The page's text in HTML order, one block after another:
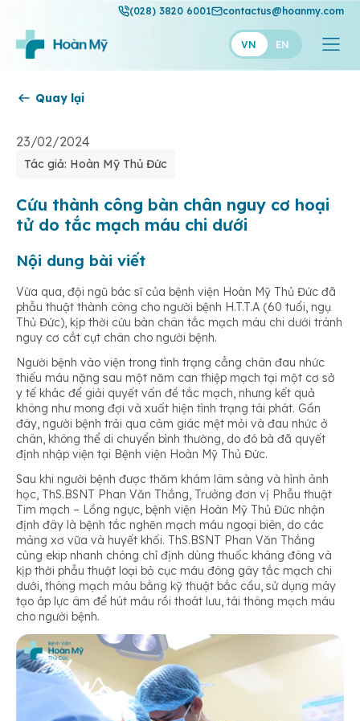
(028) 3820 6001 contactus@hoanmy.com
VN EN
Hạnh Phúc
Thuận Mỹ
Quay lại
23/02/2024
Tác giả: Hoàn Mỹ Thủ Đức
Cứu thành công bàn chân nguy cơ hoại
tử do tắc mạch máu chi dưới
Nội dung bài viết
Vừa qua, đội ngũ bác sĩ của bệnh viện Hoàn Mỹ Thủ Đức đã
phẫu thuật thành công cho người bệnh H.T.T.A (60 tuổi, ngụ
Thủ Đức), kịp thời cứu bàn chân tắc mạch máu chi dưới tránh
nguy cơ cắt cụt chân cho người bệnh.
Người bệnh vào viện trong tình trạng cẳng chân đau nhức
thiếu máu nặng sau một năm can thiệp mạch tại một cơ sở
y tế khác để giải quyết vấn đề tắc mạch, nhưng kết quả
không như mong đợi và xuất hiện tình trạng tái phát. Gần
đây, người bệnh trải qua cảm giác mệt mỏi và đau nhức ở
chân, không thể di chuyển bình thường, do đó bà đã quyết
định nhập viện tại Bệnh viện Hoàn Mỹ Thủ Đức.
Sau khi người bệnh được thăm khám lâm sàng và hình ảnh
học, ThS.BSNT Phan Văn Thắng, Trưởng đơn vị Phẫu thuật
Tim mạch – Lồng ngực, bệnh viện Hoàn Mỹ Thủ Đức nhận
định đây là bệnh tắc nghẽn mạch máu ngoại biên, do các
mảng xơ vữa và huyết khối. ThS.BSNT Phan Văn Thắng
cùng ekip nhanh chóng chỉ định dùng thuốc kháng đông và
kịp thời phẫu thuật loại bỏ cục máu đông gây tắc mạch chi
dưới, thông mạch máu bằng kỹ thuật bắc cầu, sử dụng máy
tạo áp lực âm để hút máu rồi thoát lưu, tái thông mạch máu
cho người bệnh.